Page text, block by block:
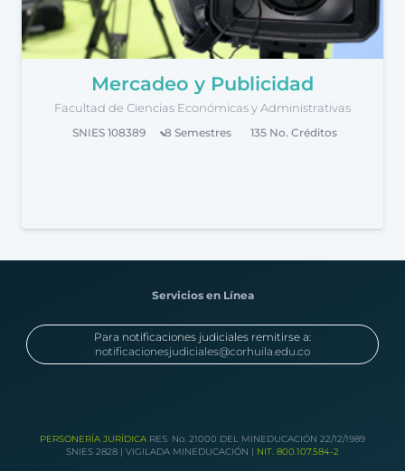
Mercadeo y Publicidad
Facultad de Ciencias Económicas y Administrativas
SNIES108389 8 Semestres 135No. Créditos
Servicios en Línea
Para notificaciones judiciales remitirse a:
notificacionesjudiciales@corhuila.edu.co
PERSONERÍA JURÍDICA RES. No. 21000 DEL MINEDUCACIÓN 22/12/1989
SNIES 2828 | VIGILADA MINEDUCACIÓN | NIT. 800.107.584-2